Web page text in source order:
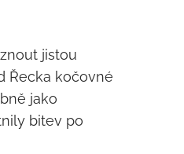
jistou
Řecka kočovné
jako
bitev po